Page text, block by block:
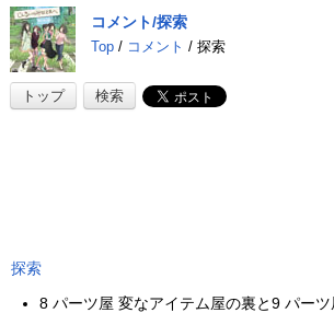
コメント/探索
Top/ コメント / 探索
トップ 検索
探索
8 パーツ屋 変なアイテム屋の裏と9 パー